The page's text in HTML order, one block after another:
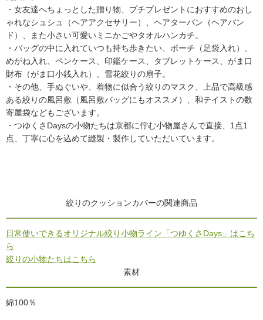
・女友達へちょっとした贈り物、プチプレゼントにおすすめのおし
ゃれなシュシュ（ヘアアクセサリー）、ヘアターバン（ヘアバン
ド）、また小さい可愛いミニかごやタオルハンカチ。
・バッグの中に入れていつも持ち歩きたい、ポーチ（足袋入れ）、
めがね入れ、ペンケース、印鑑ケース、タブレットケース、がま口
財布（がま口小銭入れ）、雪花絞りの扇子。
・その他、手ぬぐいや、着物に似合う絞りのマスク、上品で高級感
ある絞りの風呂敷（風呂敷バッグにもオススメ）、和テイストの数
寄屋袋などもございます。
・つゆくさDaysの小物たちは京都に佇む小物屋さんで直接、1点1
点、丁寧に心を込めて縫製・製作していただいています。
絞りのクッションカバーの関連商品
日常使いできるオリジナル絞り小物ライン「つゆくさDays」はこち
ら
絞りの小物たちはこちら
素材
綿100％